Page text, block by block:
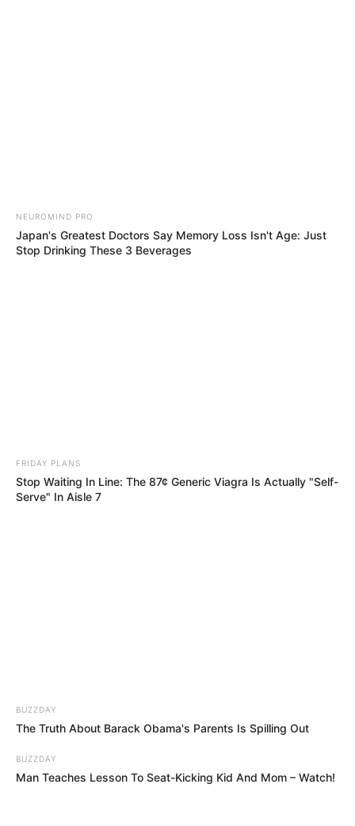
NEUROMIND PRO
Japan's Greatest Doctors Say Memory Loss Isn't Age: Just
Stop Drinking These 3 Beverages
FRIDAY PLANS
Stop Waiting In Line: The 87¢ Generic Viagra Is Actually "Self-
Serve" In Aisle 7
BUZZDAY
The Truth About Barack Obama's Parents Is Spilling Out
BUZZDAY
Man Teaches Lesson To Seat-Kicking Kid And Mom – Watch!